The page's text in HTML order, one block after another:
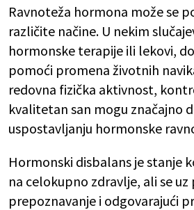
Ravnoteža hormona može se
različite načine. U nekim
hormonske terapije ili lekovi,
pomoći promena životnih
redovna fizička aktivnost,
kvalitetan san mogu značajno
uspostavljanju hormonske
Hormonski disbalans je stanje
na celokupno zdravlje, ali se
prepoznavanje i odgovarajući